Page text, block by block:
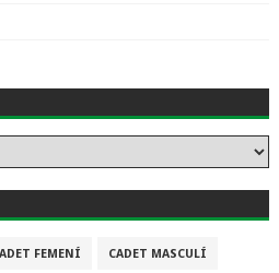
FEMENÍ CADET MASCULÍ